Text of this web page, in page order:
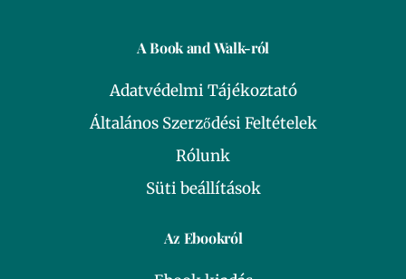
A Book and Walk-ról
Adatvédelmi Tájékoztató
Általános Szerződési Feltételek
Rólunk
Süti beállítások
Az Ebookról